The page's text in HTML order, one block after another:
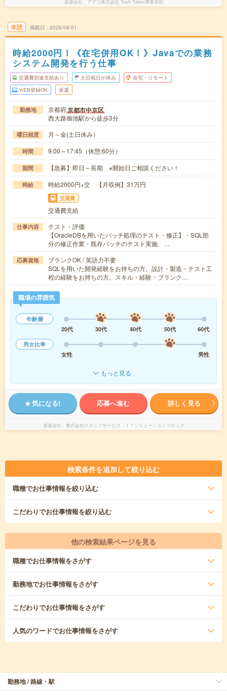
派遣会社 アデコ株式会社 Tech Talent事業本部
未読 掲載日 2026/08/01
時給2000円！《在宅併用OK！》Javaでの業務
システム開発を行う仕事
交通費別途支給あり 土日祝日が休み 在宅・リモート
WEB登録OK 派遣
勤務地 京都府京都市中京区
西大路御池駅から徒歩3分
曜日頻度 月～金(土日休み）
時間 9:00～17:45（休憩:60分）
期間 【急募】即日～長期 ※開始日ご相談ください！
時給 時給2000円+交 【月収例】31万円
交通費
交通費支給
仕事内容
テスト・評価
【OracleDBを用いたバッチ処理のテスト・修正】・SQL部
分の修正作業・既存バッチのテスト実施、…
応募資格
ブランクOK / 英語力不要
SQLを用いた開発経験をお持ちの方。設計・製造・テスト工
程の経験をお持ちの方。スキル・経験・ブランク…
職場の雰囲気
年齢層
20代
30代 40代 50代
60代
男女比率
女性
男性
もっと見る
気になる! 応募へ進む 詳しく見る
派遣会社 株式会社スタッフサービス ＩＴソリューションブロック
検索条件を追加して絞り込む
職種でお仕事情報を絞り込む
こだわりでお仕事情報を絞り込む
他の検索結果ページを見る
職種でお仕事情報をさがす
勤務地でお仕事情報をさがす
こだわりでお仕事情報をさがす
人気のワードでお仕事情報をさがす
勤務地 / 路線・駅